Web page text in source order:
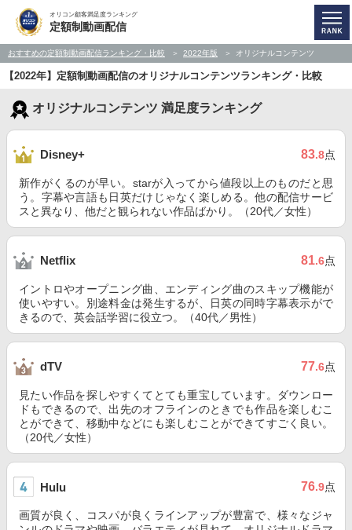
オリコン顧客満足度ランキング
定額制動画配信
おすすめの定額制動画配信ランキング・比較 2022年版 オリジナルコンテンツ
【2022年】定額制動画配信のオリジナルコンテンツランキング・比較
オリジナルコンテンツ 満足度ランキング
Disney+ 83.8点
新作がくるのが早い。starが入ってから値段以上のものだと思
う。字幕や言語も日英だけじゃなく楽しめる。他の配信サービ
スと異なり、他だと観られない作品ばかり。（20代／女性）
Netflix 81.6点
イントロやオープニング曲、エンディング曲のスキップ機能が
使いやすい。別途料金は発生するが、日英の同時字幕表示がで
きるので、英会話学習に役立つ。（40代／男性）
dTV 77.6点
見たい作品を探しやすくてとても重宝しています。ダウンロー
ドもできるので、出先のオフラインのときでも作品を楽しむこ
とができて、移動中などにも楽しむことができてすごく良い。
（20代／女性）
Hulu 76.9点
画質が良く、コスパが良くラインアップが豊富で、様々なジャ